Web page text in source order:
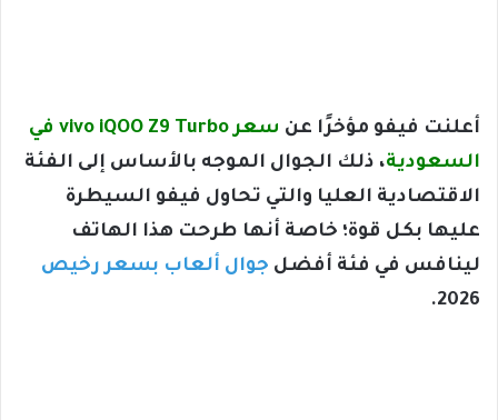
أعلنت فيفو مؤخرًا عن
سعر vivo iQOO Z9 Turbo في
السعودية، ذلك الجوال الموجه بالأساس إلى الفئة
الاقتصادية العليا والتي تحاول فيفو السيطرة
عليها بكل قوة؛ خاصة أنها طرحت هذا الهاتف
لينافس في فئة أفضل جوال ألعاب بسعر رخيص
2026.